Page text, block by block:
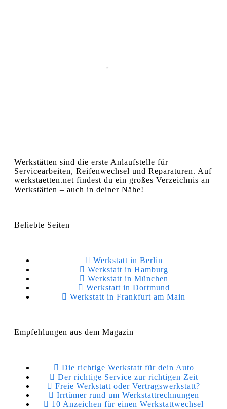
Werkstätten sind die erste Anlaufstelle für
Servicearbeiten, Reifenwechsel und Reparaturen. Auf
werkstaetten.net findest du ein großes Verzeichnis an
Werkstätten – auch in deiner Nähe!
Beliebte Seiten
Werkstatt in Berlin
Werkstatt in Hamburg
Werkstatt in München
Werkstatt in Dortmund
Werkstatt in Frankfurt am Main
Empfehlungen aus dem Magazin
Die richtige Werkstatt für dein Auto
Der richtige Service zur richtigen Zeit
Freie Werkstatt oder Vertragswerkstatt?
Irrtümer rund um Werkstattrechnungen
10 Anzeichen für einen Werkstattwechsel